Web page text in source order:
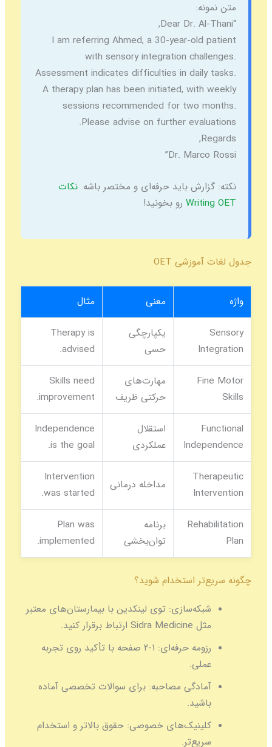
متن نمونه:
“Dear Dr. Al-Thani,
I am referring Ahmed, a 30-year-old patient
with sensory integration challenges.
Assessment indicates difficulties in daily tasks.
A therapy plan has been initiated, with weekly
sessions recommended for two months.
Please advise on further evaluations.
Regards,
Dr. Marco Rossi”
نکته: گزارش باید حرفه‌ای و مختصر باشه. نکات
Writing OETرو بخونید!
جدول لغات آموزشی OET
واژه معنی مثال
Sensory
Integration
یکپارچگی
حسی
Therapy is
advised.
Fine Motor
Skills
مهارت‌های
حرکتی ظریف
Skills need
improvement.
Functional
Independence
استقلال
عملکردی
Independence
is the goal.
Therapeutic
Intervention
مداخله درمانی
Intervention
was started.
Rehabilitation
Plan
برنامه
توان‌بخشی
Plan was
implemented.
چگونه سریع‌تر استخدام شوید؟
شبکه‌سازی: توی لینکدین با بیمارستان‌های معتبر
مثل Sidra Medicine ارتباط برقرار کنید.
رزومه حرفه‌ای:
۱-۲ صفحه با تأکید روی تجربه
عملی.
آمادگی مصاحبه: برای سوالات تخصصی آماده
باشید.
کلینیک‌های خصوصی: حقوق بالاتر و استخدام
سریع‌تر.